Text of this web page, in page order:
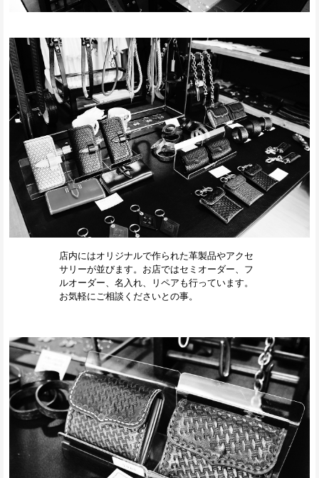
店内にはオリジナルで作られた革製品やアクセ
サリーが並びます。お店ではセミオーダー、フ
ルオーダー、名入れ、リペアも行っています。
お気軽にご相談くださいとの事。